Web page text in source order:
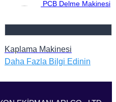
PCB Delme Makinesi
Kaplama Makinesi
Daha Fazla Bilgi Edinin